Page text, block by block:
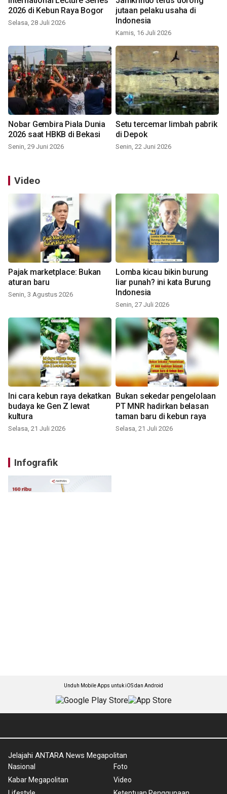
2026 di Kebun Raya Bogor
Selasa, 28 Juli 2026
jutaan pelaku usaha di
Indonesia
Kamis, 16 Juli 2026
Nobar Gembira Piala Dunia
2026 saat HBKB di Bekasi
Senin, 29 Juni 2026
Setu tercemar limbah pabrik
di Depok
Senin, 22 Juni 2026
Video
Pajak marketplace: Bukan
aturan baru
Senin, 3 Agustus 2026
Lomba kicau bikin burung
liar punah? ini kata Burung
Indonesia
Senin, 27 Juli 2026
Ini cara kebun raya dekatkan
budaya ke Gen Z lewat
kultura
Selasa, 21 Juli 2026
Bukan sekedar pengelolaan
PT MNR hadirkan belasan
taman baru di kebun raya
Selasa, 21 Juli 2026
Infografik
Unduh Mobile Apps untuk iOS dan Android
Jelajahi ANTARA News Megapolitan
Nasional
Kabar Megapolitan
Foto
Video